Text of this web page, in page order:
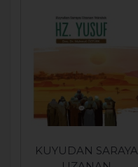
KUYUDAN SARAYA